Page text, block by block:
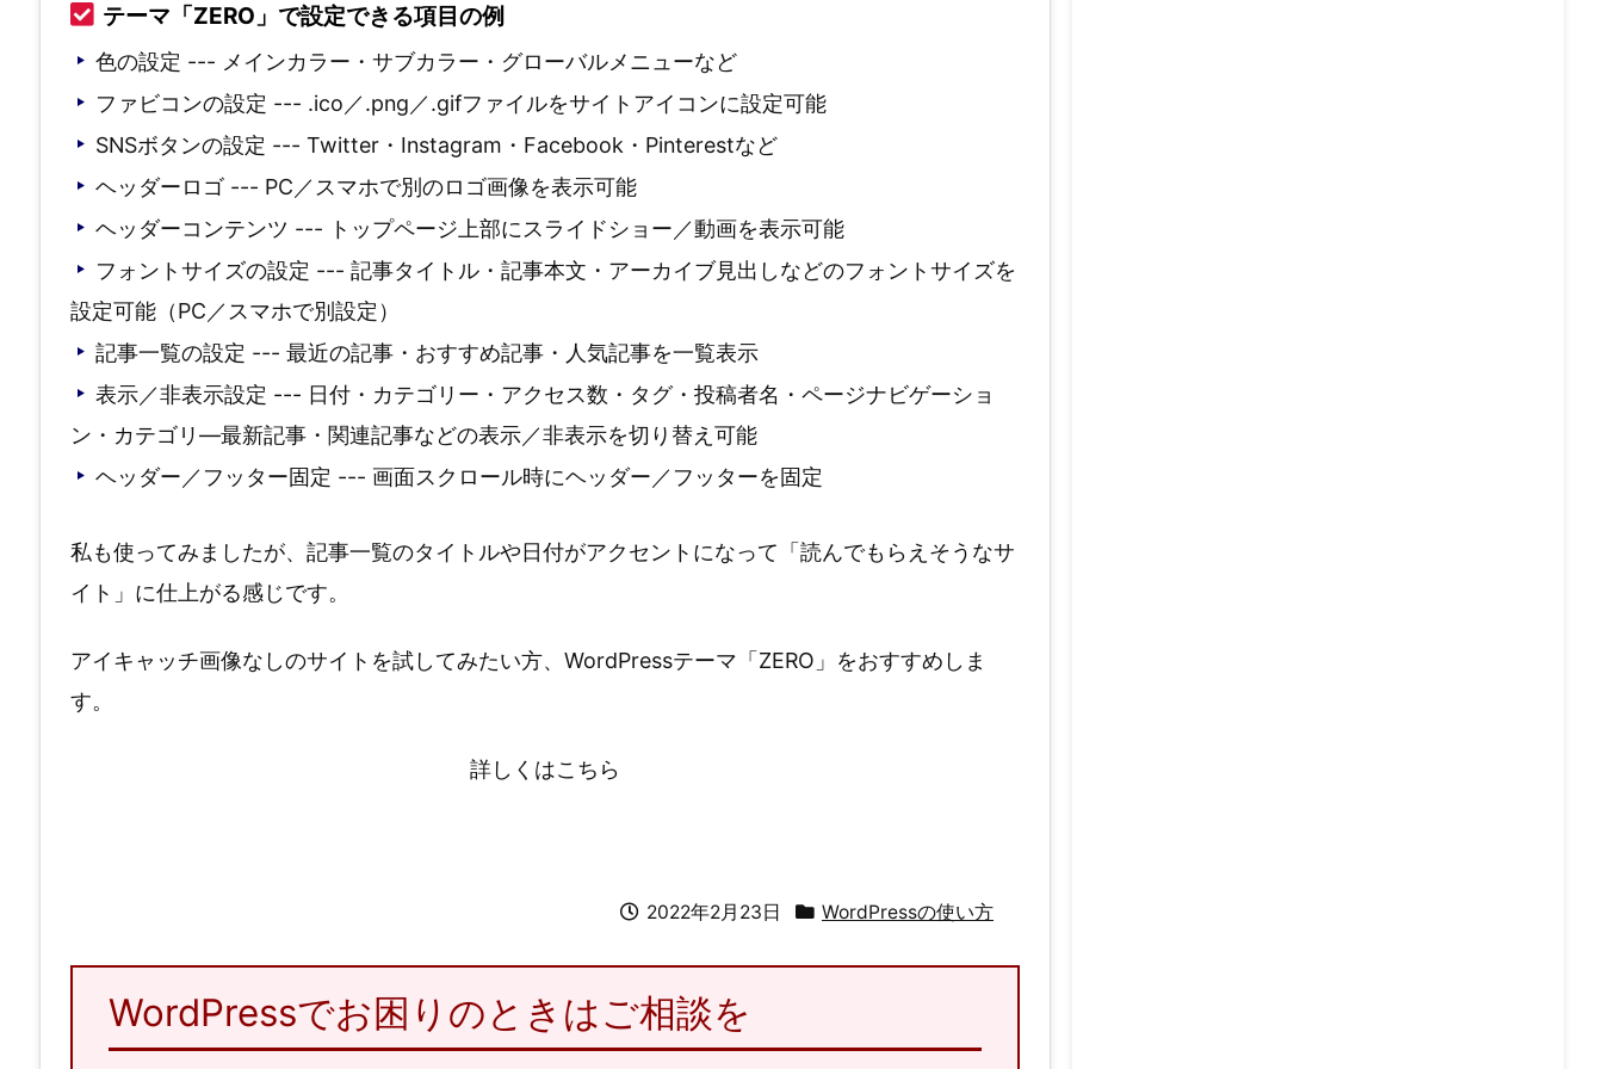
テーマ「ZERO」で設定できる項目の例
色の設定 --- メインカラー・サブカラー・グローバルメニューなど
ファビコンの設定 --- .ico／.png／.gifファイルをサイトアイコンに設定可能
SNSボタンの設定 --- Twitter・Instagram・Facebook・Pinterestなど
ヘッダーロゴ --- PC／スマホで別のロゴ画像を表示可能
ヘッダーコンテンツ --- トップページ上部にスライドショー／動画を表示可能
フォントサイズの設定 --- 記事タイトル・記事本文・アーカイブ見出しなどのフォントサイズを
設定可能（PC／スマホで別設定）
記事一覧の設定 --- 最近の記事・おすすめ記事・人気記事を一覧表示
表示／非表示設定 --- 日付・カテゴリー・アクセス数・タグ・投稿者名・ページナビゲーショ
ン・カテゴリ―最新記事・関連記事などの表示／非表示を切り替え可能
ヘッダー／フッター固定 --- 画面スクロール時にヘッダー／フッターを固定
私も使ってみましたが、記事一覧のタイトルや日付がアクセントになって「読んでもらえそうなサ
イト」に仕上がる感じです。
アイキャッチ画像なしのサイトを試してみたい方、WordPressテーマ「ZERO」をおすすめしま
す。
詳しくはこちら
2022年2月23日 WordPressの使い方
WordPressでお困りのときはご相談を